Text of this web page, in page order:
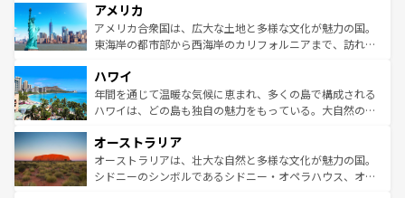
ンツ一覧を参照してほしい。
の建物がそのまま残る町や、スイスならではのユニークな
博物館もあり、アルプス観光だけでなく町歩きも満喫する
ことができる。国民の所得が高いため物価も高いが、旅行
ば市内交通費無料で観光を楽しむこともできる。 なお、新
着のスイス情報はコンテンツ一覧 を参照してほしい。
アメリカ
アメリカ合衆国は、広大な土地と多様な文化が魅力の国。
東海岸の都市部から西海岸のカリフォルニアまで、訪れる
のような巨大都市は、観光、ショッピング、エンターテイ
ンメントが詰まった刺激的なスポットだ。一方、アメリカ
西部には大自然が広がり、グランドキャニオンやイエロー
部のニューオーリンズでは、音楽と美食が融合した独特の
文化が魅力。旅行者はアメリカの各地域で異なる魅力を楽
しみながら、その多様性と豊かな歴史を感じることができ
ハワイ
年間を通じて温暖な気候に恵まれ、多くの島で構成される
ハワイは、どの島も独自の魅力をもっている。大自然の神
ワイ島は見逃せない。また、定番の観光地といえばオアフ
島だが、静かな自然を求めるならマウイ島やカウアイ島が
おすすめ。エメラルドグリーンに輝く海をはじめ、豊かな
オーストラリア
オーストラリアは、壮大な自然と多様な文化が魅力の国。
シドニーのシンボルであるシドニー・オペラハウス、オー